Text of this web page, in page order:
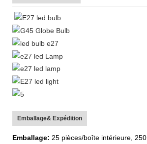
Emballage& Expédition
Emballage: 25 pièces/boîte intérieure, 250